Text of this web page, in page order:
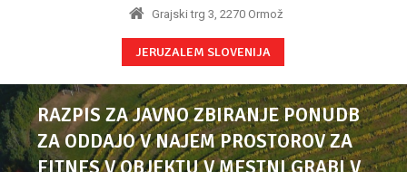
Grajski trg 3, 2270 Ormož
JERUZALEM SLOVENIJA
RAZPIS ZA JAVNO ZBIRANJE PONUDB
ZA ODDAJO V NAJEM PROSTOROV ZA